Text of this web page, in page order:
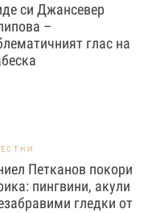
си Джансевер
–
глас на
Петканов покори
пингвини, акули
гледки от